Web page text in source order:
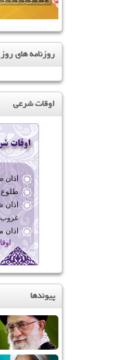
روزنامه های روز
اوقات شرعی
پیوندها